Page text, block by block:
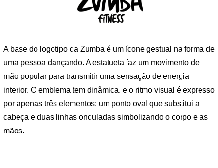
A base do logotipo da Zumba é um ícone gestual na forma de
uma pessoa dançando. A estatueta faz um movimento de
mão popular para transmitir uma sensação de energia
interior. O emblema tem dinâmica, e o ritmo visual é expresso
por apenas três elementos: um ponto oval que substitui a
cabeça e duas linhas onduladas simbolizando o corpo e as
mãos.